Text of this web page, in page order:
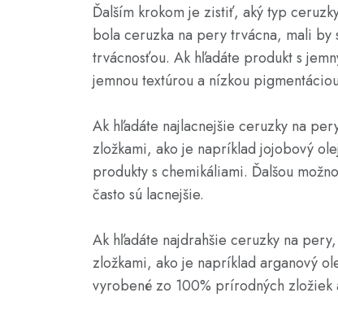
Ďalším krokom je zistiť, aký typ
bola ceruzka na pery trvácna, mali
trvácnosťou. Ak hľadáte produkt s
jemnou textúrou a nízkou
Ak hľadáte najlacnejšie ceruzky na
zložkami, ako je napríklad jojobový
produkty s chemikáliami. Ďalšou
často sú lacnejšie.
Ak hľadáte najdrahšie ceruzky na
zložkami, ako je napríklad arganový
vyrobené zo 100% prírodných zložiek